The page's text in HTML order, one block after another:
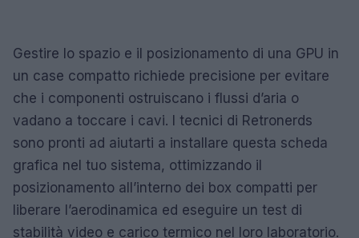
Gestire lo spazio e il posizionamento di una GPU in
un case compatto richiede precisione per evitare
che i componenti ostruiscano i flussi d’aria o
vadano a toccare i cavi. I tecnici di Retronerds
sono pronti ad aiutarti a installare questa scheda
grafica nel tuo sistema, ottimizzando il
posizionamento all’interno dei box compatti per
liberare l’aerodinamica ed eseguire un test di
stabilità video e carico termico nel loro laboratorio.